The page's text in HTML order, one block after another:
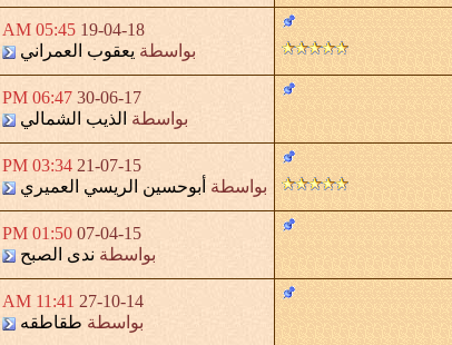
19-04-18
05:45 AM
بواسطة يعقوب العمراني
30-06-17
06:47 PM
بواسطة الذيب الشمالي
21-07-15
03:34 PM
بواسطة أبوحسين الريسي العميري
07-04-15
01:50 PM
بواسطة ندى الصبح
27-10-14
11:41 AM
بواسطة طقاطقه